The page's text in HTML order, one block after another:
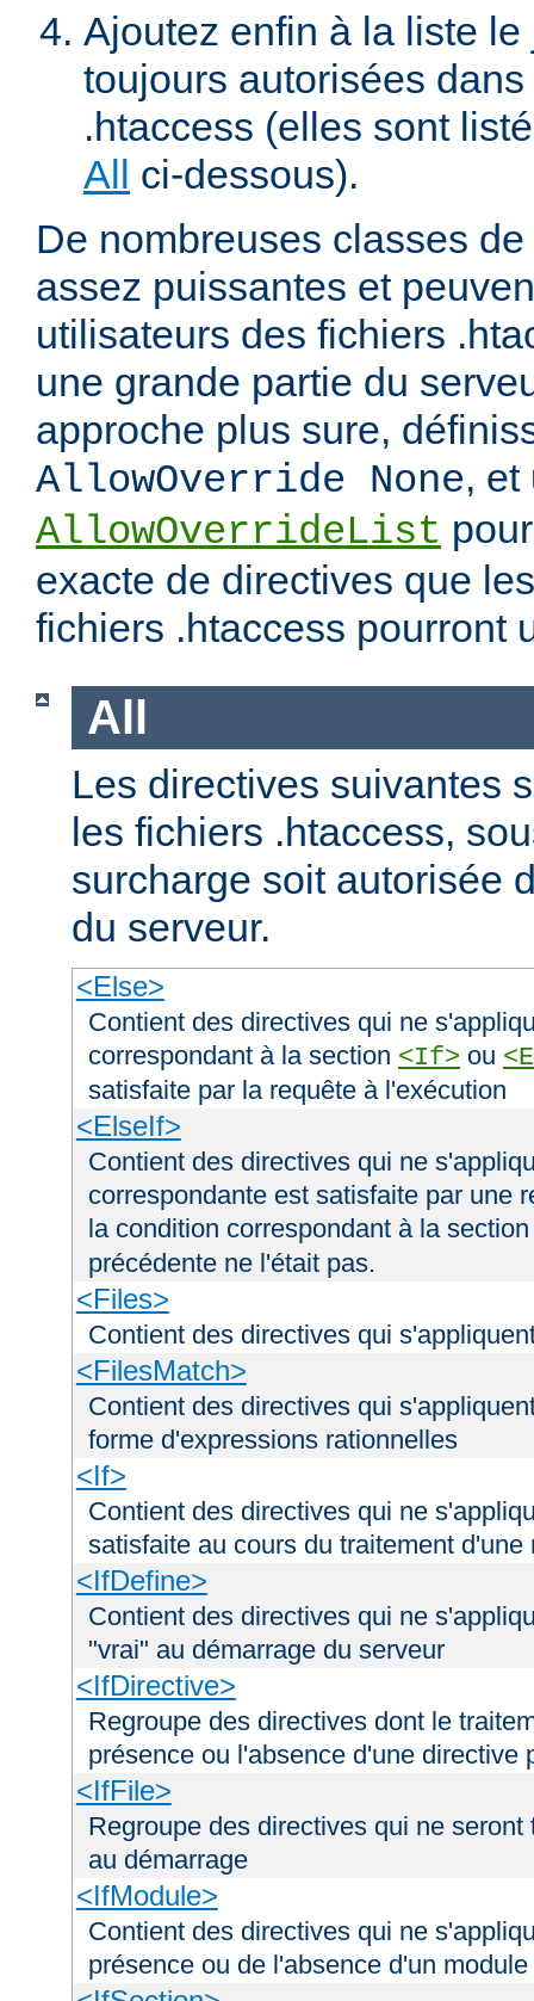
Ajoutez enfin à la liste
toujours autorisées
.htaccess (elles sont
All ci-dessous).
De nombreuses classes
assez puissantes et
utilisateurs des fichiers
une grande partie du
approche plus sure,
AllowOverride None, et
AllowOverrideList
exacte de directives que
fichiers .htaccess pourront
All
Les directives suivantes
les fichiers .htaccess,
surcharge soit autorisée
du serveur.
<Else>
Contient des directives qui ne
correspondant à la section <If> ou
satisfaite par la requête à l'exécution
<ElseIf>
Contient des directives qui ne
correspondante est satisfaite par une
la condition correspondant à la
précédente ne l'était pas.
<Files>
Contient des directives qui
<FilesMatch>
Contient des directives qui
forme d'expressions rationnelles
<If>
Contient des directives qui ne
satisfaite au cours du traitement d'une
<IfDefine>
Contient des directives qui ne
"vrai" au démarrage du serveur
<IfDirective>
Regroupe des directives dont le
présence ou l'absence d'une directive
<IfFile>
Regroupe des directives qui ne
au démarrage
<IfModule>
Contient des directives qui ne
présence ou de l'absence d'un